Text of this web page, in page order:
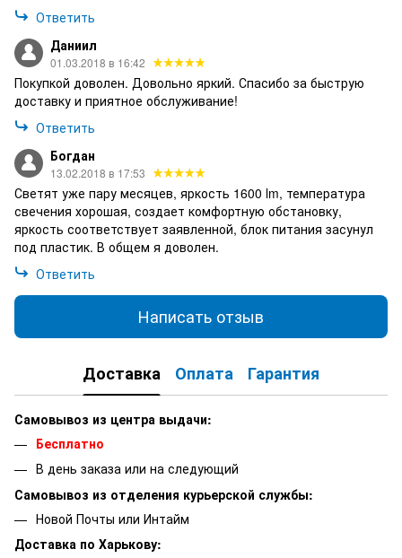
Ответить
Даниил
01.03.2018 в 16:42
Покупкой доволен. Довольно яркий. Спасибо за быструю
доставку и приятное обслуживание!
Ответить
Богдан
13.02.2018 в 17:53
Светят уже пару месяцев, яркость 1600 lm, температура
свечения хорошая, создает комфортную обстановку,
яркость соответствует заявленной, блок питания засунул
под пластик. В общем я доволен.
Ответить
Написать отзыв
Доставка Оплата Гарантия
Самовывоз из центра выдачи:
Бесплатно
В день заказа или на следующий
Самовывоз из отделения курьерской службы:
Новой Почты или Интайм
Доставка по Харькову: